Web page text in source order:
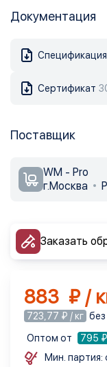
Документация
Спецификация
Сертификат
Поставщик
WM - Pro
г.Москва
Заказать
883 ₽ /
723,77 ₽ / кг
Оптом от
795
Мин. партия: